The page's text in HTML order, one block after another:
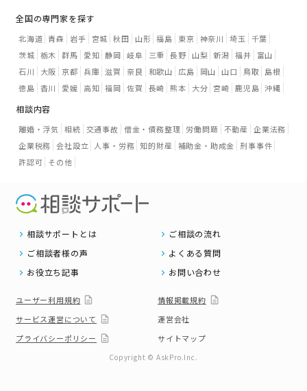
全国の専門家を探す
北海道 青森 岩手 宮城 秋田 山形 福島 東京 神奈川 埼玉
千葉
茨城 栃木 群馬 愛知 静岡 岐阜 三重 長野 山梨 新潟 福井
富山
石川
大阪 京都 兵庫 滋賀 奈良 和歌山 広島 岡山 山口 鳥取
島根
徳島 香川 愛媛 高知 福岡 佐賀 長崎 熊本 大分 宮崎 鹿児島 沖縄
相談内容
離婚・浮気 相続 交通事故 借金・債務整理 労働問題 不動産 企業法務
企業税務 会社設立 人事・労務 知的財産 補助金・助成金 刑事事件
許認可 その他
相談サポートとは
ご相談の流れ
ご相談者様の声
よくある質問
お役立ち記事
お問い合わせ
ユーザー利用規約
情報掲載規約
サービス運営について
運営会社
プライバシーポリシー
サイトマップ
Copyright © AskPro.Inc.